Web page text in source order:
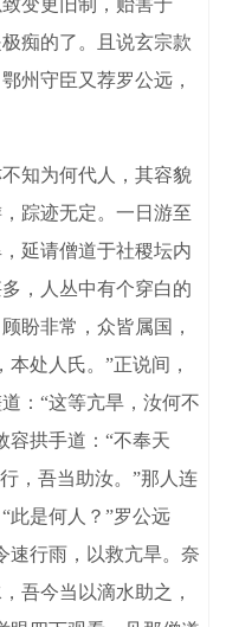
变更旧制，贻害于
痴的了。且说玄宗款
州守臣又荐罗公远，
知为何代人，其容貌
踪迹无定。一日游至
延请僧道于社稷坛内
，人丛中有个穿白的
盼非常，众皆属国，
处人氏。”正说间，
：“这等亢旱，汝何不
容拱手道：“不奉天
，吾当助汝。”那人连
此是何人？”罗公远
速行雨，以救亢旱。奈
吾今当以滴水助之，